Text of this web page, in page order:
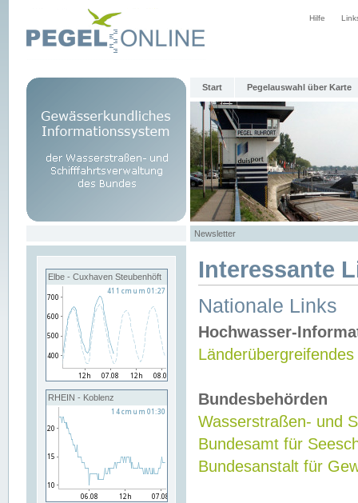
Hilfe
Start Pegelauswahl über Karte
Newsletter
Elbe - Cuxhaven Steubenhöft
RHEIN - Koblenz
Interessante
Nationale Links
Hochwasser-
Bundesbehörden
Wasserstraßen- und
Bundesamt für
Bundesanstalt für